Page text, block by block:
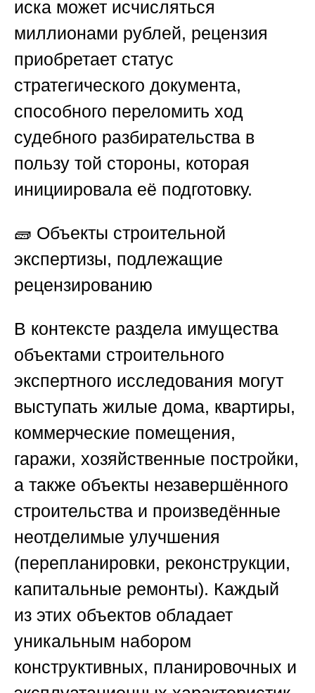
иска может исчисляться
миллионами рублей, рецензия
приобретает статус
стратегического документа,
способного переломить ход
судебного разбирательства в
пользу той стороны, которая
инициировала её подготовку.
🧱 Объекты строительной
экспертизы, подлежащие
рецензированию
В контексте раздела имущества
объектами строительного
экспертного исследования могут
выступать жилые дома, квартиры,
коммерческие помещения,
гаражи, хозяйственные постройки,
а также объекты незавершённого
строительства и произведённые
неотделимые улучшения
(перепланировки, реконструкции,
капитальные ремонты). Каждый
из этих объектов обладает
уникальным набором
конструктивных, планировочных и